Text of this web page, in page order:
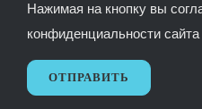
Нажимая на кнопку вы
конфиденциальности сайта